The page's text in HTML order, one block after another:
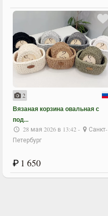
2
Вязаная корзина овальная с
под...
28 мая 2026 в 13:42 -
Санкт-
Петербург
₽ 1 650